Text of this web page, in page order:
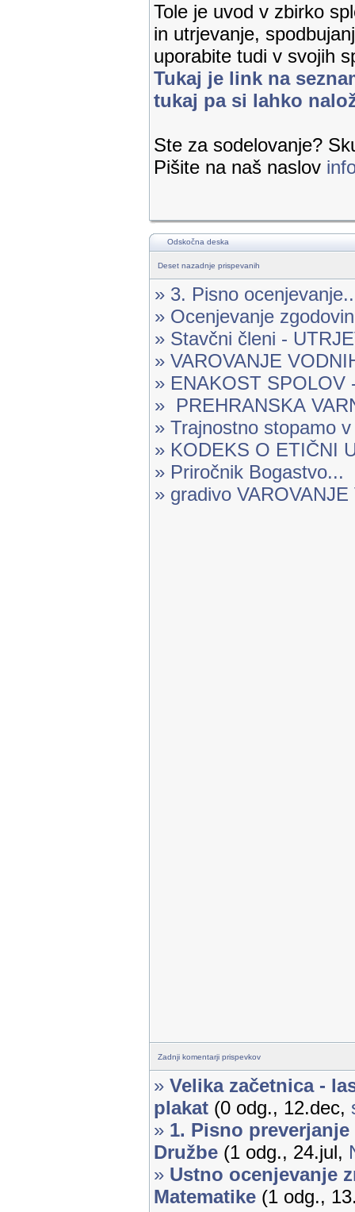
Tole je uvod v zbirko
in utrjevanje,
uporabite tudi v svojih
Tukaj je link na
tukaj pa si lahko
Ste za sodelovanje?
Pišite na naš naslov
Odskočna deska
Deset nazadnje prispevanih
» 3. Pisno
» Ocenjevanje
» Stavčni členi -
» VAROVANJE
» ENAKOST SPOLOV
» PREHRANSKA
» Trajnostno stopamo
» KODEKS O ETIČNI
» Priročnik Bogastvo...
» gradivo
Zadnji komentarji prispevkov
» Velika začetnica -
plakat (0 odg., 12.dec,
» 1. Pisno preverjanje
Družbe (1 odg., 24.jul,
» Ustno ocenjevanje
Matematike (1 odg.,